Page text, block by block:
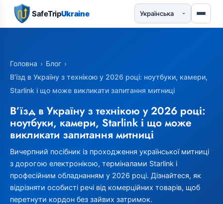
SafeTripUkraine
Головна › Блог ›
В’їзд в Україну з технікою у 2026 році: ноутбуки, камери,
Starlink і що може викликати запитання митниці
В’їзд в Україну з технікою у 2026 році:
ноутбуки, камери, Starlink і що може
викликати запитання митниці
Вичерпний посібник із проходження української митниці
з дорогою електронікою, терміналами Starlink і
професійним обладнанням у 2026 році. Дізнайтеся, як
відрізняти особисті речі від комерційних товарів, щоб
перетнути кордон без зайвих затримок.